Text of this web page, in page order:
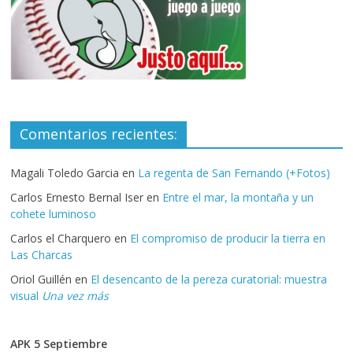
Comentarios recientes:
Magali Toledo Garcia en La regenta de San Fernando (+Fotos)
Carlos Ernesto Bernal Iser en Entre el mar, la montaña y un
cohete luminoso
Carlos el Charquero en El compromiso de producir la tierra en
Las Charcas
Oriol Guillén en El desencanto de la pereza curatorial: muestra
visual Una vez más
APK 5 Septiembre